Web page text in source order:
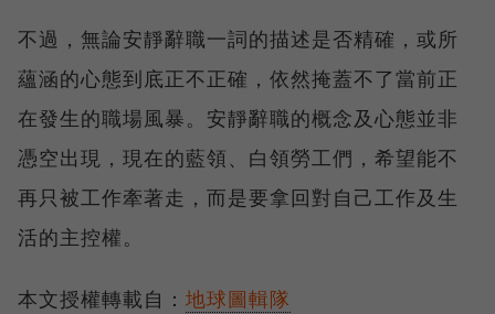
不過，無論安靜辭職一詞的描述是否精確，或所
蘊涵的心態到底正不正確，依然掩蓋不了當前正
在發生的職場風暴。安靜辭職的概念及心態並非
憑空出現，現在的藍領、白領勞工們，希望能不
再只被工作牽著走，而是要拿回對自己工作及生
活的主控權。
本文授權轉載自： 地球圖輯隊